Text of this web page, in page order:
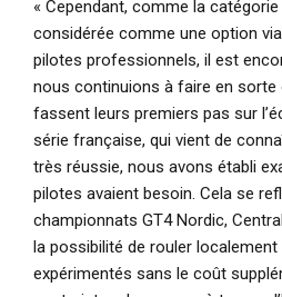
« Cependant, comme la
considérée comme une option
pilotes professionnels, il est
nous continuions à faire en sorte
fassent leurs premiers pas sur
série française, qui vient de
très réussie, nous avons établi
pilotes avaient besoin. Cela se
championnats GT4 Nordic,
la possibilité de rouler
expérimentés sans le coût